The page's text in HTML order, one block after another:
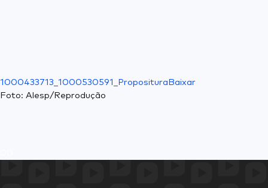
1000433713_1000530591_Propositura Baixar
Foto: Alesp/Reprodução